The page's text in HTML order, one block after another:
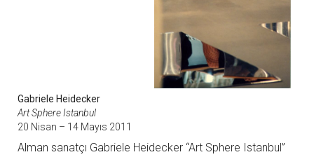
Gabriele Heidecker
Art Sphere Istanbul
20 Nisan – 14 Mayıs 2011
Alman sanatçı Gabriele Heidecker “Art Sphere Istanbul”